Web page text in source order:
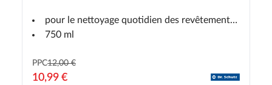
pour le nettoyage quotidien des revêtements de sol souples
750 ml
PPC12,00 €
10,99 €